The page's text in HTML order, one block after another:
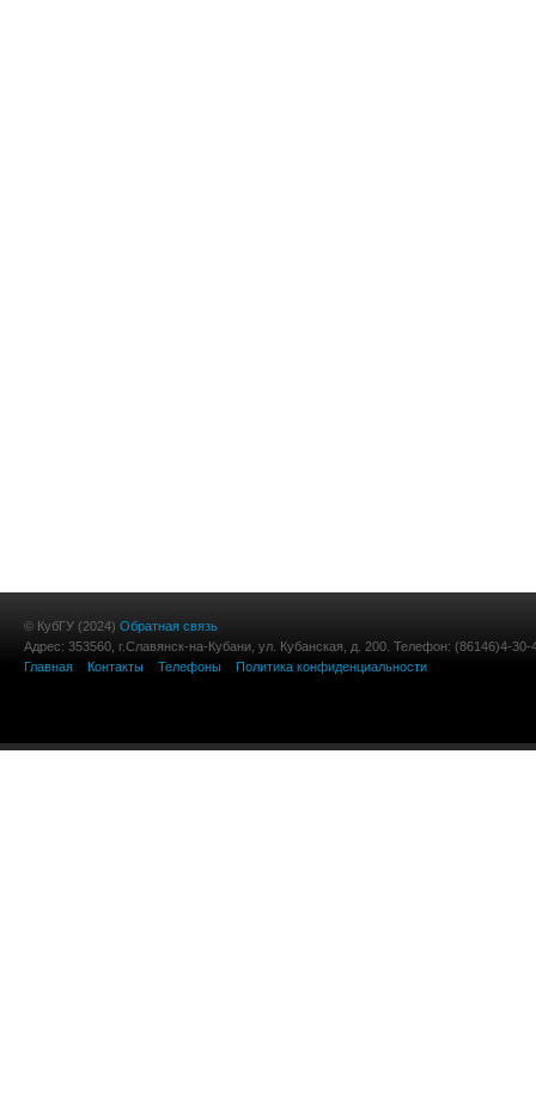
© КубГУ (2024) Обратная связь
Адрес: 353560, г.Славянск-на-Кубани, ул. Кубанская, д. 200. Телефон: (86146)4-30-
Главная
Контакты Телефоны Политика конфиденциальности